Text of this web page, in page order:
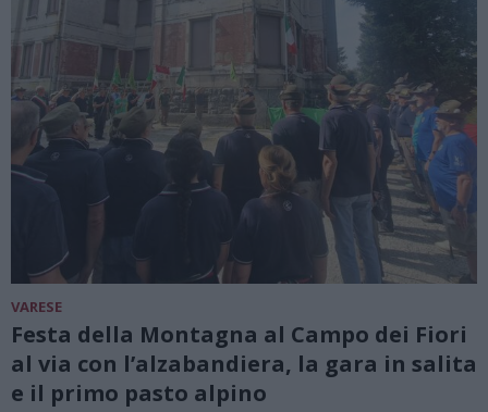
VARESE
Festa della Montagna al Campo dei Fiori
al via con l’alzabandiera, la gara in salita
e il primo pasto alpino